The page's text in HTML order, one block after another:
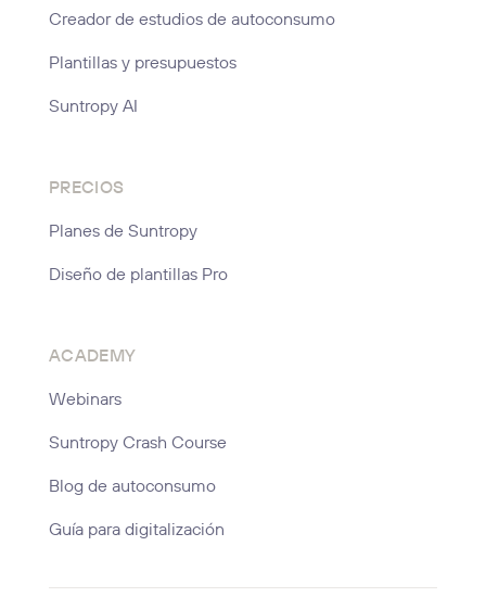
Creador de estudios de autoconsumo
Plantillas y presupuestos
Suntropy AI
PRECIOS
Planes de Suntropy
Diseño de plantillas Pro
ACADEMY
Webinars
Suntropy Crash Course
Blog de autoconsumo
Guía para digitalización